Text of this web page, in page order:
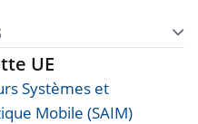
UE
Systèmes et
Mobile (SAIM)